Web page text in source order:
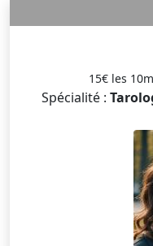
15€ les
Spécialité :